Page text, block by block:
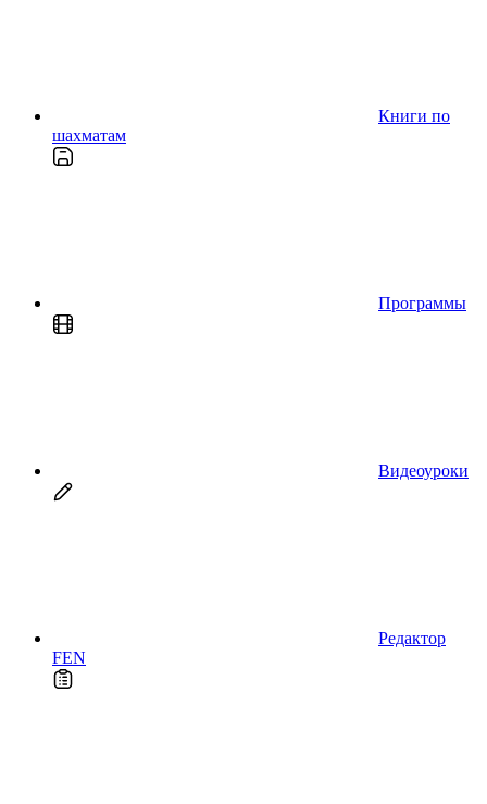
Книги по
шахматам
Программы
Видеоуроки
Редактор
FEN